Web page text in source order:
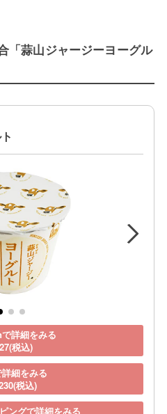
「蒜山ジャージーヨーグル
詳細をみる
税込)
細をみる
税込)
ングで詳細をみる